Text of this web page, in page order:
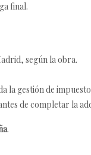
final.
según la obra.
gestión de
de completar la
.